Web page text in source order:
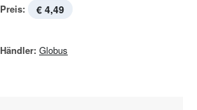
Preis: € 4,49
Händler: Globus